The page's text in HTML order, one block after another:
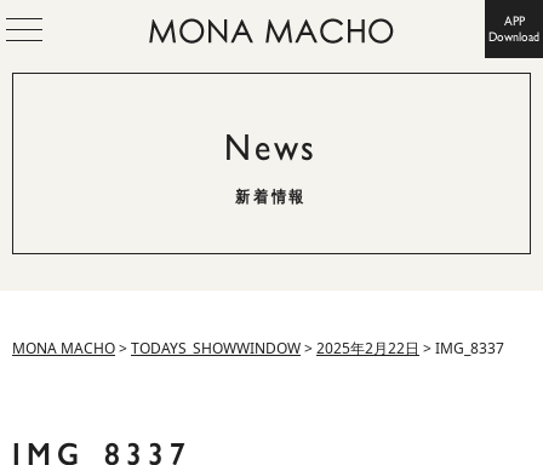
APP
Download
News
新着情報
MONA MACHO>TODAYS_SHOWWINDOW>2025年2月22日 >IMG_8337
IMG_8337